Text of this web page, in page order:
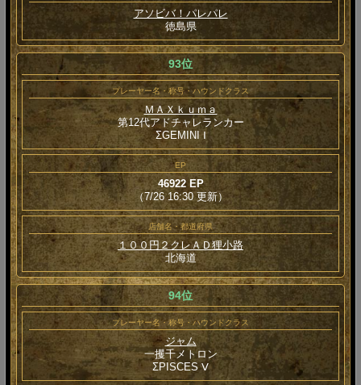
アソビバ！パレパレ
徳島県
93位
プレーヤー名・称号・ハウンドクラス
ＭＡＸｋｕｍａ
第12代アドチャレランカー
ΣGEMINI Ⅰ
EP
46922 EP
（7/26 16:30 更新）
店舗名・都道府県
１００円２クレＡＤ狸小路
北海道
94位
プレーヤー名・称号・ハウンドクラス
ジャム
一攫千メトロン
ΣPISCES Ⅴ